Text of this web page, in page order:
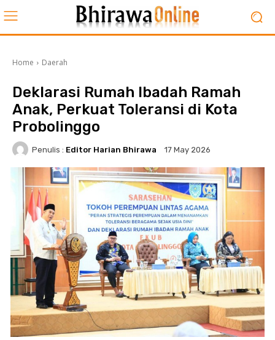
Home Daerah
Deklarasi Rumah Ibadah Ramah
Anak, Perkuat Toleransi di Kota
Probolinggo
Penulis : Editor Harian Bhirawa 17 May 2026